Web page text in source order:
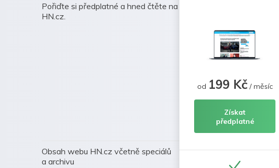
Pořiďte si předplatné a hned čtěte na
HN.cz.
Obsah webu HN.cz včetně speciálů
a archivu
od 199 Kč/ měsíc
Získat
předplatné